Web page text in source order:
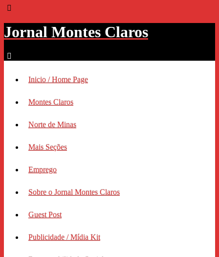
Jornal Montes Claros
Inicio / Home Page
Montes Claros
Norte de Minas
Mais Seções
Emprego
Sobre o Jornal Montes Claros
Guest Post
Publicidade / Mídia Kit